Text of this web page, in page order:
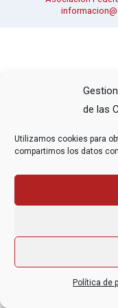
de las
Utilizamos cookies para
compartimos los datos
Política de